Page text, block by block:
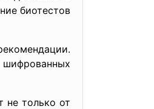
биотестов
шифрованных
не только от